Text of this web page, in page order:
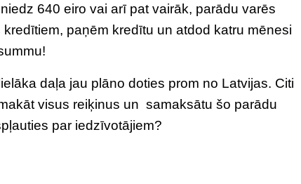
640 eiro vai arī pat vairāk, parādu varēs
paņēm kredītu un atdod katru mēnesi
daļa jau plāno doties prom no Latvijas. Citi
visus reiķinus un samaksātu šo parādu
par iedzīvotājiem?